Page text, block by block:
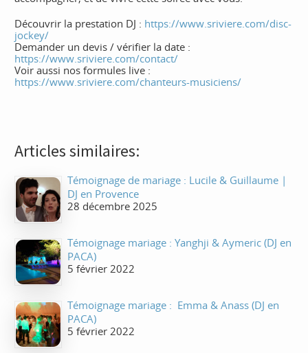
Découvrir la prestation DJ : https://www.sriviere.com/disc-
jockey/
Demander un devis / vérifier la date :
https://www.sriviere.com/contact/
Voir aussi nos formules live :
https://www.sriviere.com/chanteurs-musiciens/
Articles similaires:
Témoignage de mariage : Lucile & Guillaume |
DJ en Provence
28 décembre 2025
Témoignage mariage : Yanghji & Aymeric (DJ en
PACA)
5 février 2022
Témoignage mariage : Emma & Anass (DJ en
PACA)
5 février 2022